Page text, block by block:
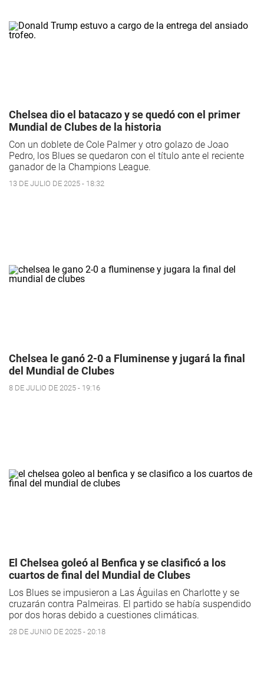
Chelsea dio el batacazo y se quedó con el primer
Mundial de Clubes de la historia
Con un doblete de Cole Palmer y otro golazo de Joao
Pedro, los Blues se quedaron con el título ante el reciente
ganador de la Champions League.
13 DE JULIO DE 2025 - 18:32
Chelsea le ganó 2-0 a Fluminense y jugará la final
del Mundial de Clubes
8 DE JULIO DE 2025 - 19:16
El Chelsea goleó al Benfica y se clasificó a los
cuartos de final del Mundial de Clubes
Los Blues se impusieron a Las Águilas en Charlotte y se
cruzarán contra Palmeiras. El partido se había suspendido
por dos horas debido a cuestiones climáticas.
28 DE JUNIO DE 2025 - 20:18